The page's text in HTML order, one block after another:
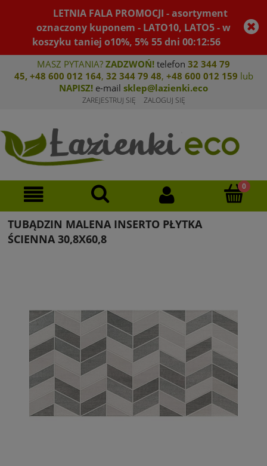
LETNIA FALA PROMOCJI - asortyment
oznaczony kuponem - LATO10, LATO5 - w
koszyku taniej o10%, 5% 55dni00:12:56
MASZ PYTANIA? ZADZWOŃ! telefon 32 344 79
45, +48 600 012 164, 32 344 79 48, +48 600 012 159 lub
NAPISZ! e-mail sklep@lazienki.eco
ZAREJESTRUJ SIĘ ZALOGUJ SIĘ
TUBĄDZIN MALENA INSERTO PŁYTKA
ŚCIENNA 30,8X60,8